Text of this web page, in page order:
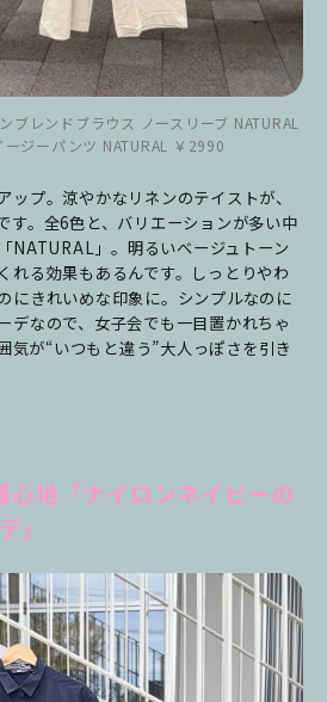
ブレンドブラウス ノースリーブ NATURAL
ジーパンツ NATURAL ￥2990
ップ。涼やかなリネンのテイストが、
す。全6色と、バリエーションが多い中
NATURAL」。明るいベージュトーン
れる効果もあるんです。しっとりやわ
にきれいめな印象に。シンプルなのに
デなので、女子会でも一目置かれちゃ
気が“いつもと違う”大人っぽさを引き
心地「ナイロンネイビーの
」